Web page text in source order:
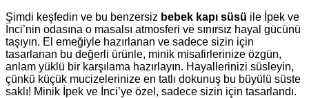
Şimdi keşfedin ve bu benzersiz bebek kapı süsü ile İpek ve
İnci’nin odasına o masalsı atmosferi ve sınırsız hayal gücünü
taşıyın. El emeğiyle hazırlanan ve sadece sizin için
tasarlanan bu değerli ürünle, minik misafirlerinize özgün,
anlam yüklü bir karşılama hazırlayın. Hayallerinizi süsleyin,
çünkü küçük mucizelerinize en tatlı dokunuş bu büyülü süste
saklı! Minik İpek ve İnci’ye özel, sadece sizin için tasarlandı.